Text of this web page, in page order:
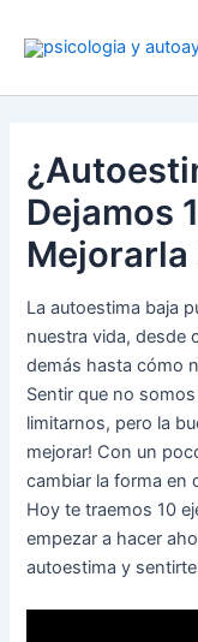
Dejamos
Mejorarla
La autoestima baja
nuestra vida, desde
demás hasta cómo
Sentir que no
limitarnos, pero la
mejorar! Con un
cambiar la forma en
Hoy te traemos 10
empezar a hacer
autoestima y